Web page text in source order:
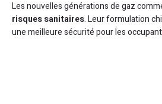
Les nouvelles générations de gaz
risques sanitaires. Leur formulation
une meilleure sécurité pour les